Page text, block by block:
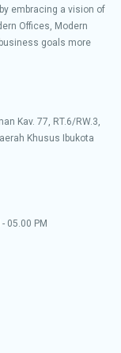
embracing a vision of
Offices, Modern
goals more
Kav. 77, RT.6/RW.3,
Khusus Ibukota
05.00 PM